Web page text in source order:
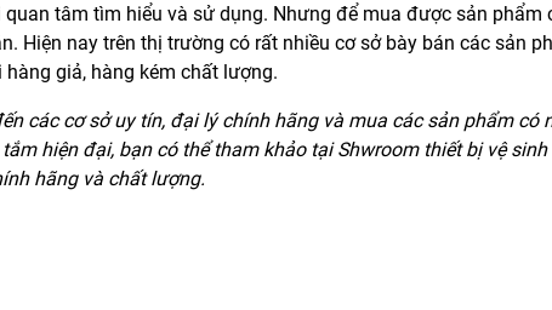
tâm tìm hiểu và sử dụng. Nhưng để mua được sản phẩm
Hiện nay trên thị trường có rất nhiều cơ sở bày bán các sản
giả, hàng kém chất lượng.
các cơ sở uy tín, đại lý chính hãng và mua các sản phẩm có
hiện đại, bạn có thể tham khảo tại Shwroom thiết bị vệ sinh
hãng và chất lượng.